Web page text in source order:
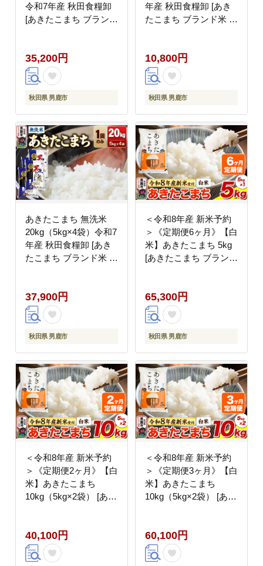
令和7年産 秋田食糧卸
[あきたこまち ブランド
35,200円
秋田県 男鹿市
年産 秋田食糧卸 [あき
たこまち ブランド米 お
10,800円
秋田県 男鹿市
あきたこまち 無洗米
20kg（5kg×4袋）令和7
年産 秋田食糧卸 [あき
たこまち ブランド米 お
37,900円
秋田県 男鹿市
＜令和8年産 新米予約
＞《定期便6ヶ月》【白
米】あきたこまち 5kg
[あきたこまち ブランド
65,300円
秋田県 男鹿市
＜令和8年産 新米予約
＞《定期便2ヶ月》【白
米】あきたこまち
10kg（5kg×2袋） [あき
秋田 秋田県産]
40,100円
＜令和8年産 新米予約
＞《定期便3ヶ月》【白
米】あきたこまち
10kg（5kg×2袋） [あき
秋田 秋田県産]
60,100円